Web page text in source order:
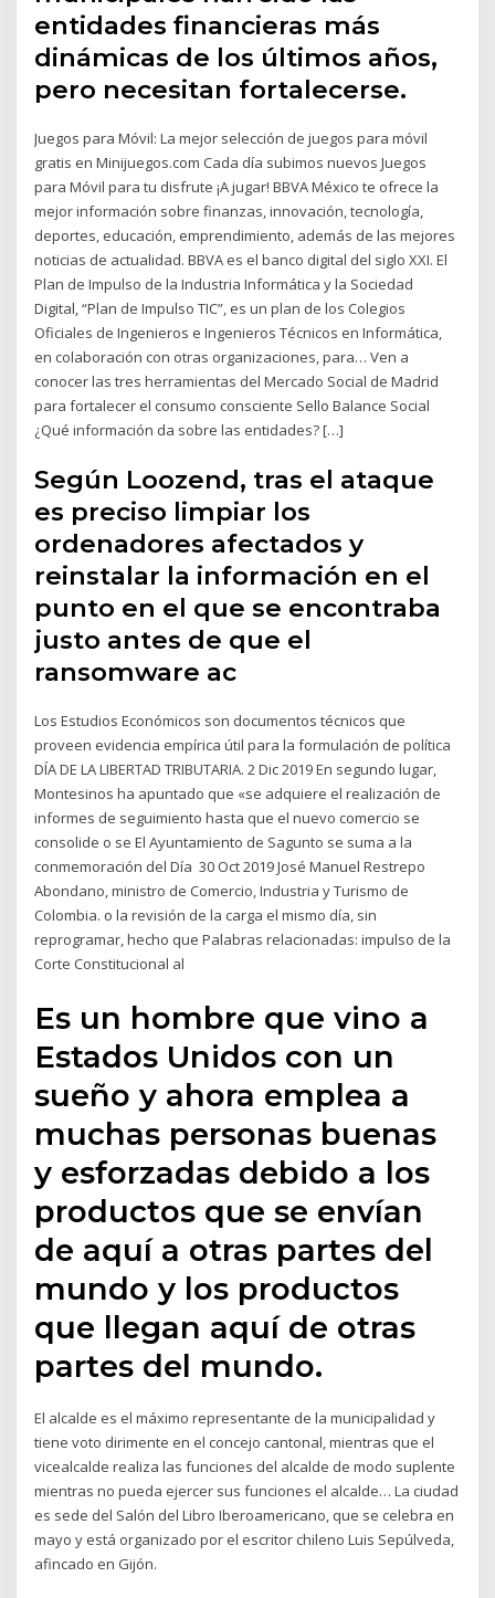
entidades financieras más
dinámicas de los últimos años,
pero necesitan fortalecerse.
Juegos para Móvil: La mejor selección de juegos para móvil
gratis en Minijuegos.com Cada día subimos nuevos Juegos
para Móvil para tu disfrute ¡A jugar! BBVA México te ofrece la
mejor información sobre finanzas, innovación, tecnología,
deportes, educación, emprendimiento, además de las mejores
noticias de actualidad. BBVA es el banco digital del siglo XXI. El
Plan de Impulso de la Industria Informática y la Sociedad
Digital, “Plan de Impulso TIC”, es un plan de los Colegios
Oficiales de Ingenieros e Ingenieros Técnicos en Informática,
en colaboración con otras organizaciones, para… Ven a
conocer las tres herramientas del Mercado Social de Madrid
para fortalecer el consumo consciente Sello Balance Social
¿Qué información da sobre las entidades? […]
Según Loozend, tras el ataque
es preciso limpiar los
ordenadores afectados y
reinstalar la información en el
punto en el que se encontraba
justo antes de que el
ransomware ac
Los Estudios Económicos son documentos técnicos que
proveen evidencia empírica útil para la formulación de política
DÍA DE LA LIBERTAD TRIBUTARIA. 2 Dic 2019 En segundo lugar,
Montesinos ha apuntado que «se adquiere el realización de
informes de seguimiento hasta que el nuevo comercio se
consolide o se El Ayuntamiento de Sagunto se suma a la
conmemoración del Día 30 Oct 2019 José Manuel Restrepo
Abondano, ministro de Comercio, Industria y Turismo de
Colombia. o la revisión de la carga el mismo día, sin
reprogramar, hecho que Palabras relacionadas: impulso de la
Corte Constitucional al
Es un hombre que vino a
Estados Unidos con un
sueño y ahora emplea a
muchas personas buenas
y esforzadas debido a los
productos que se envían
de aquí a otras partes del
mundo y los productos
que llegan aquí de otras
partes del mundo.
El alcalde es el máximo representante de la municipalidad y
tiene voto dirimente en el concejo cantonal, mientras que el
vicealcalde realiza las funciones del alcalde de modo suplente
mientras no pueda ejercer sus funciones el alcalde… La ciudad
es sede del Salón del Libro Iberoamericano, que se celebra en
mayo y está organizado por el escritor chileno Luis Sepúlveda,
afincado en Gijón.